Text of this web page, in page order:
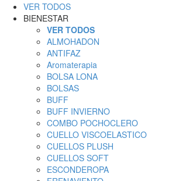
VER TODOS
BIENESTAR
VER TODOS
ALMOHADON
ANTIFAZ
Aromaterapia
BOLSA LONA
BOLSAS
BUFF
BUFF INVIERNO
COMBO POCHOCLERO
CUELLO VISCOELASTICO
CUELLOS PLUSH
CUELLOS SOFT
ESCONDEROPA